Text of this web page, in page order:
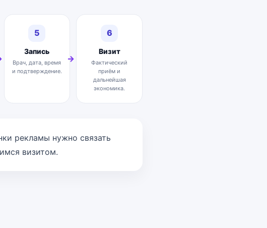
5
Запись
Врач, дата, время
и подтверждение.
6
Визит
Фактический
приём и
дальнейшая
экономика.
рекламы нужно связать
визитом.